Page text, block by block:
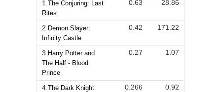
1. The Conjuring: Last
Rites
0.63 28.86
2. Demon Slayer:
Infinity Castle
0.42 171.22
3. Harry Potter and
The Half - Blood
Prince
0.27 1.07
4. The Dark Knight 0.266
0.92